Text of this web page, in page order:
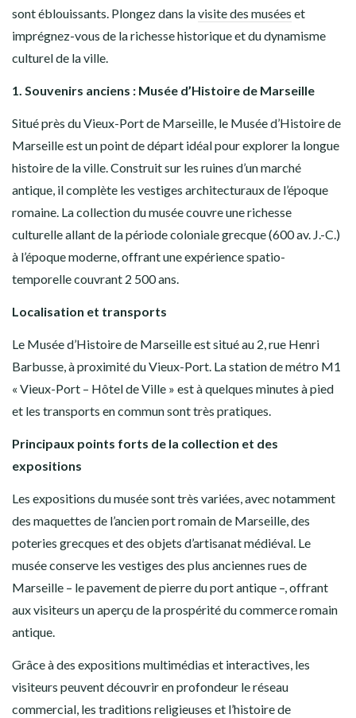
sont éblouissants. Plongez dans lavisite des musées et
imprégnez-vous de la richesse historique et du dynamisme
culturel de la ville.
1. Souvenirs anciens : Musée d’Histoire de Marseille
Situé près du Vieux-Port de Marseille, le Musée d’Histoire de
Marseille est un point de départ idéal pour explorer la longue
histoire de la ville. Construit sur les ruines d’un marché
antique, il complète les vestiges architecturaux de l’époque
romaine. La collection du musée couvre une richesse
culturelle allant de la période coloniale grecque (600 av. J.-C.)
à l’époque moderne, offrant une expérience spatio-
temporelle couvrant 2 500 ans.
Localisation et transports
Le Musée d’Histoire de Marseille est situé au 2, rue Henri
Barbusse, à proximité du Vieux-Port. La station de métro M1
« Vieux-Port – Hôtel de Ville » est à quelques minutes à pied
et les transports en commun sont très pratiques.
Principaux points forts de la collection et des
expositions
Les expositions du musée sont très variées, avec notamment
des maquettes de l’ancien port romain de Marseille, des
poteries grecques et des objets d’artisanat médiéval. Le
musée conserve les vestiges des plus anciennes rues de
Marseille – le pavement de pierre du port antique –, offrant
aux visiteurs un aperçu de la prospérité du commerce romain
antique.
Grâce à des expositions multimédias et interactives, les
visiteurs peuvent découvrir en profondeur le réseau
commercial, les traditions religieuses et l’histoire de